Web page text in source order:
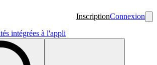
InscriptionConnexion
intégrées à l'appli